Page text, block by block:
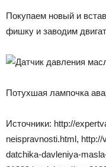
Покупаем новый и
фишку и заводим
Потухшая лампочка
Источники: http://
neispravnosti.html,
datchika-davleniya-